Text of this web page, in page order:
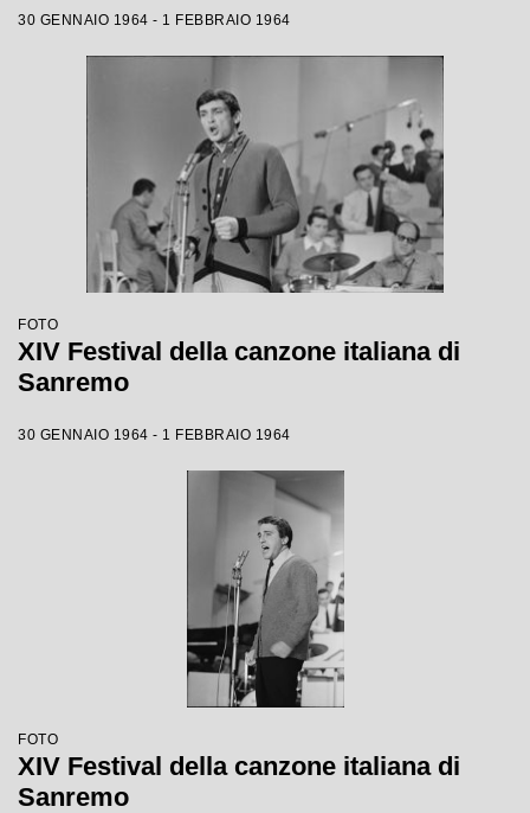
30 GENNAIO 1964 - 1 FEBBRAIO 1964
FOTO
XIV Festival della canzone italiana di
Sanremo
30 GENNAIO 1964 - 1 FEBBRAIO 1964
FOTO
XIV Festival della canzone italiana di
Sanremo